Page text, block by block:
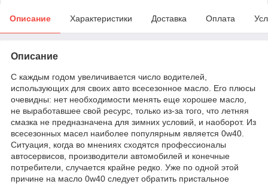
Описание Характеристики Доставка Оплата
Описание
С каждым годом увеличивается число водителей,
использующих для своих авто всесезонное масло. Его плюсы
очевидны: нет необходимости менять еще хорошее масло,
не выработавшее свой ресурс, только из-за того, что летняя
смазка не предназначена для зимних условий, и наоборот. Из
всесезонных масел наиболее популярным является 0w40.
Ситуация, когда во мнениях сходятся профессионалы
автосервисов, производители автомобилей и конечные
потребители, случается крайне редко. Уже по одной этой
причине на масло 0w40 следует обратить пристальное